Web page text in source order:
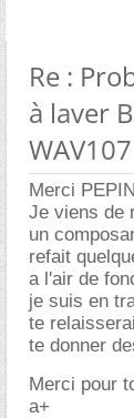
Re :
à laver
WAV107
Merci
Je viens de
un
refait
a l'air de
je suis en
te
te donner
Merci pour
a+